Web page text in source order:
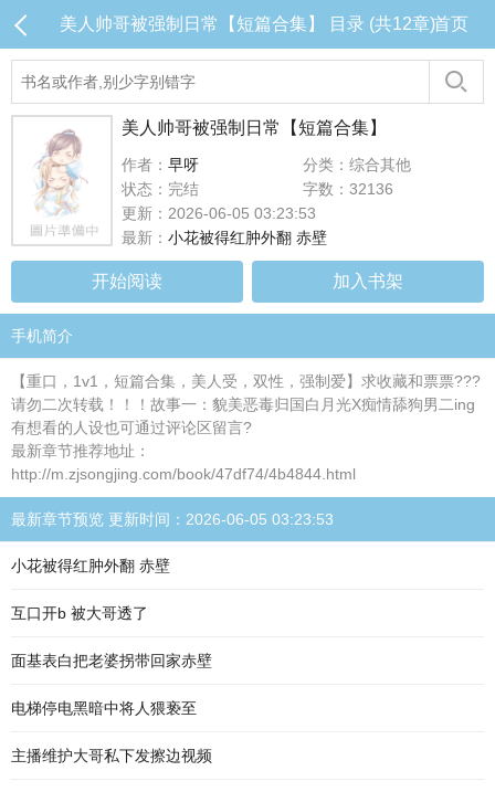
美人帅哥被强制日常【短篇合集】 目录 (共12章)首页
美人帅哥被强制日常【短篇合集】
作者： 早呀
分类：综合其他
状态：完结
字数：32136
更新：2026-06-05 03:23:53
最新： 小花被得红肿外翻 赤壁
开始阅读 加入书架
手机简介
【重口，1v1，短篇合集，美人受，双性，强制爱】求收藏和票票???
请勿二次转载！！！故事一：貌美恶毒归国白月光X痴情舔狗男二ing
有想看的人设也可通过评论区留言?
最新章节推荐地址：
http://m.zjsongjing.com/book/47df74/4b4844.html
最新章节预览 更新时间：2026-06-05 03:23:53
小花被得红肿外翻 赤壁
互口开b 被大哥透了
面基表白把老婆拐带回家赤壁
电梯停电黑暗中将人猥亵至
主播维护大哥私下发擦边视频